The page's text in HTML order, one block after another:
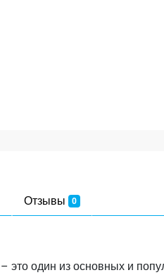
Отзывы 0
– это один из основных и